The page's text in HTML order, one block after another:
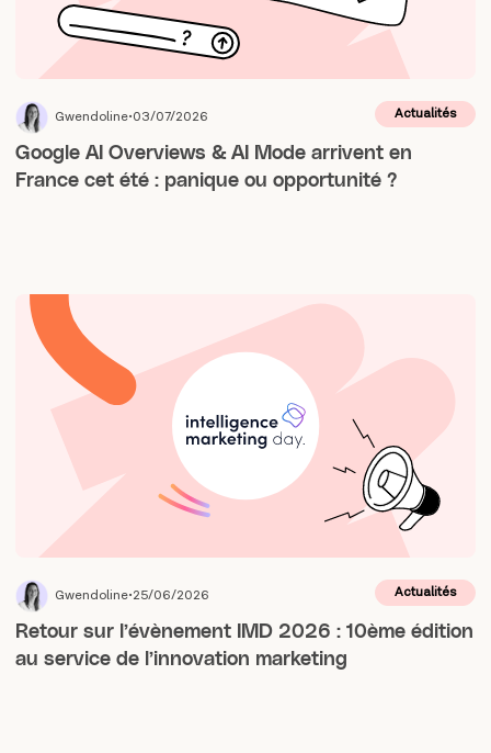
Gwendoline 03/07/2026
Google AI Overviews & AI Mode arrivent en
France cet été : panique ou opportunité ?
Actualités
Gwendoline 25/06/2026
Retour sur l’évènement IMD 2026 : 10ème édition
au service de l’innovation marketing
Actualités